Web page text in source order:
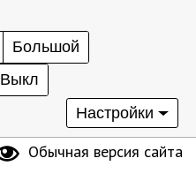
Большой
Выкл
Настройки
Обычная версия сайта